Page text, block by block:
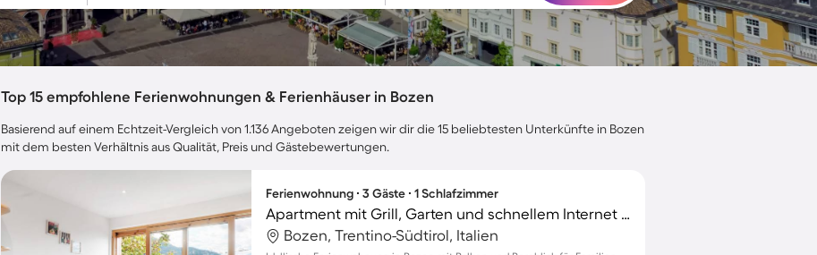
Top 15 empfohlene Ferienwohnungen & Ferienhäuser in Bozen
Basierend auf einem Echtzeit-Vergleich von 1.136 Angeboten zeigen wir dir die 15 beliebtesten Unterkünfte in Bozen
mit dem besten Verhältnis aus Qualität, Preis und Gästebewertungen.
Ferienwohnung ∙ 3 Gäste ∙ 1 Schlafzimmer
Apartment mit Grill, Garten und schnellem Internet | Stadtblick
Bozen, Trentino-Südtirol, Italien